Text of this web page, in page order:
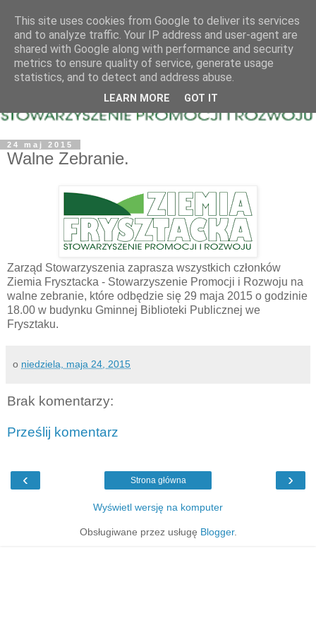
24 maj 2015
Walne Zebranie.
Zarząd Stowarzyszenia zaprasza wszystkich członków
Ziemia Frysztacka - Stowarzyszenie Promocji i Rozwoju na
walne zebranie, które odbędzie się 29 maja 2015 o godzinie
18.00 w budynku Gminnej Biblioteki Publicznej we
Frysztaku.
o niedziela, maja 24, 2015
Brak komentarzy:
Prześlij komentarz
‹ ›
Strona główna
Wyświetl wersję na komputer
Obsługiwane przez usługę Blogger.
This site uses cookies from Google to deliver its services
and to analyze traffic. Your IP address and user-agent are
shared with Google along with performance and security
metrics to ensure quality of service, generate usage
statistics, and to detect and address abuse.
LEARN MORE GOT IT